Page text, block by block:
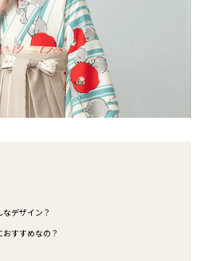
デザイン？
すすめなの？